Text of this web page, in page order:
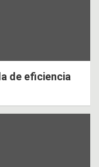
de eficiencia